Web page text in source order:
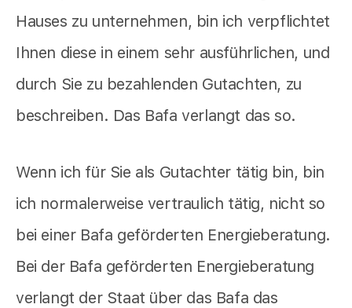
Hauses zu unternehmen, bin ich verpflichtet
Ihnen diese in einem sehr ausführlichen, und
durch Sie zu bezahlenden Gutachten, zu
beschreiben. Das Bafa verlangt das so.
Wenn ich für Sie als Gutachter tätig bin, bin
ich normalerweise vertraulich tätig, nicht so
bei einer Bafa geförderten Energieberatung.
Bei der Bafa geförderten Energieberatung
verlangt der Staat über das Bafa das